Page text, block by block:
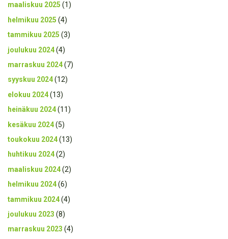
maaliskuu 2025 (1)
helmikuu 2025 (4)
tammikuu 2025 (3)
joulukuu 2024(4)
marraskuu 2024(7)
syyskuu 2024(12)
elokuu 2024(13)
heinäkuu 2024(11)
kesäkuu 2024(5)
toukokuu 2024(13)
huhtikuu 2024(2)
maaliskuu 2024(2)
helmikuu 2024(6)
tammikuu 2024(4)
joulukuu 2023 (8)
marraskuu 2023 (4)